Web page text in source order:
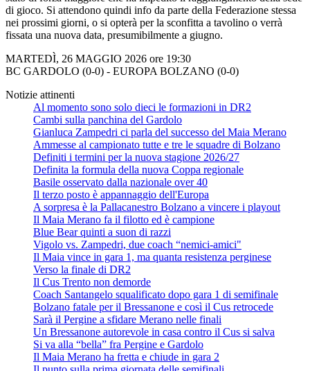
di gioco. Si attendono quindi info da parte della Federazione stessa
nei prossimi giorni, o si opterà per la sconfitta a tavolino o verrà
fissata una nuova data, presumibilmente a giugno.
MARTEDÌ, 26 MAGGIO 2026 ore 19:30
BC GARDOLO (0-0) - EUROPA BOLZANO (0-0)
Notizie attinenti
Al momento sono solo dieci le formazioni in DR2
Cambi sulla panchina del Gardolo
Gianluca Zampedri ci parla del successo del Maia Merano
Ammesse al campionato tutte e tre le squadre di Bolzano
Definiti i termini per la nuova stagione 2026/27
Definita la formula della nuova Coppa regionale
Basile osservato dalla nazionale over 40
Il terzo posto è appannaggio dell'Europa
A sorpresa è la Pallacanestro Bolzano a vincere i playout
Il Maia Merano fa il filotto ed è campione
Blue Bear quinti a suon di razzi
Vigolo vs. Zampedri, due coach “nemici-amici"
Il Maia vince in gara 1, ma quanta resistenza perginese
Verso la finale di DR2
Il Cus Trento non demorde
Coach Santangelo squalificato dopo gara 1 di semifinale
Bolzano fatale per il Bressanone e così il Cus retrocede
Sarà il Pergine a sfidare Merano nelle finali
Un Bressanone autorevole in casa contro il Cus si salva
Si va alla “bella” fra Pergine e Gardolo
Il Maia Merano ha fretta e chiude in gara 2